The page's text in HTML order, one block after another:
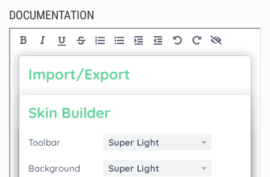
DOCUMENTATION